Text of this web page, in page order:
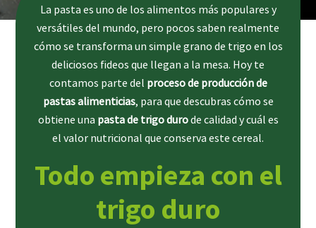
La pasta es uno de los alimentos más populares y
versátiles del mundo, pero pocos saben realmente
cómo se transforma un simple grano de trigo en los
deliciosos fideos que llegan a la mesa. Hoy te
contamos parte del proceso de producción de
pastas alimenticias, para que descubras cómo se
obtiene una pasta de trigo durode calidad y cuál es
el valor nutricional que conserva este cereal.
Todo empieza con el
trigo duro